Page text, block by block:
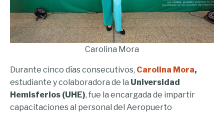
Carolina Mora
Durante cinco días consecutivos, Carolina Mora,
estudiante y colaboradora de la Universidad
Hemisferios (UHE), fue la encargada de impartir
capacitaciones al personal del Aeropuerto